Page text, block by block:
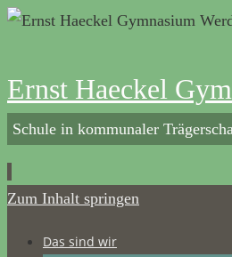
Ernst Haeckel
Schule in kommunaler
Zum Inhalt springen
Das sind wir